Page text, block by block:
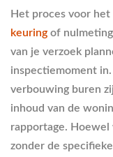
Het proces voor het
keuring of
van je verzoek
inspectiemoment
verbouwing buren
inhoud van de
rapportage.
zonder de